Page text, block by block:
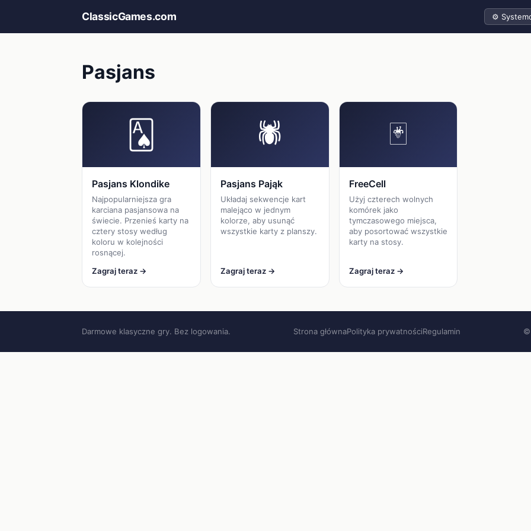
ClassicGames.com Motyw
Pasjans
🂡
Pasjans Klondike
Najpopularniejsza gra
karciana pasjansowa na
świecie. Przenieś karty na
cztery stosy według
koloru w kolejności
rosnącej.
Zagraj teraz →
🕷
Pasjans Pająk
Układaj sekwencje kart
malejąco w jednym
kolorze, aby usunąć
wszystkie karty z planszy.
Zagraj teraz →
🃏
FreeCell
Użyj czterech wolnych
komórek jako
tymczasowego miejsca,
aby posortować wszystkie
karty na stosy.
Zagraj teraz →
Darmowe klasyczne gry. Bez logowania. Strona głównaPolityka prywatnościRegulamin ©